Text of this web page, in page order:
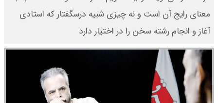
معنای رایج آن است و نه چیزی شبیه درسگفتار که استادی
آغاز و انجام رشته سخن را در اختیار دارد